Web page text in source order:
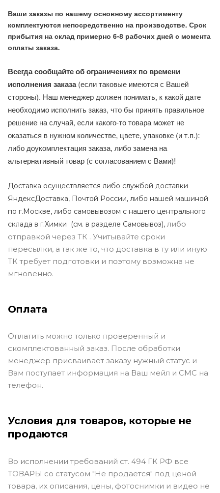
Ваши заказы по нашему основному ассортименту
комплектуются непосредственно на производстве. Срок
прибытия на склад примерно 6-8 рабочих дней с момента
оплаты заказа.
Всегда сообщайте об ограничениях по времени
исполнения заказа(если таковые имеются с Вашей
стороны). Наш менеджер должен понимать, к какой дате
необходимо исполнить заказ, что бы принять правильное
решение на случай, если какого-то товара может не
оказаться в нужном количестве, цвете, упаковке (и т.п.):
либо доукомплектация заказа, либо замена на
альтернативный товар (с согласованием с Вами)!
Доставка осуществляется либо службой доставки
ЯндексДоставка, Почтой России, либо нашей машиной
по г.Москве, либо самовывозом с нашего центрального
склада в г.Химки (см. в разделе Самовывоз), либо
отправкой через ТК . Учитывайте сроки
пересылки, а так же то, что доставка в ту или иную
ТК требует подготовки и поэтому возможна не
мгновенно.
Оплата
Оплатить можно только проверенный и
скомплектованный заказ. После обработки
менеджер присваивает заказу нужный статус и
Вам поступает информация на Ваш мейл и СМС на
телефон.
Условия для товаров, которые не
продаются
Во исполнении требований ст. 494 ГК РФ все
ТОВАРЫ со статусом "Не продается" под ценой
товара, их описания, цены, фотоснимки и видео не